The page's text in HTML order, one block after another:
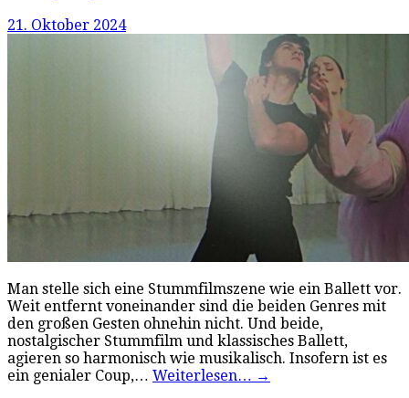
21. Oktober 2024
Man stelle sich eine Stummfilmszene wie ein Ballett vor.
Weit entfernt voneinander sind die beiden Genres mit
den großen Gesten ohnehin nicht. Und beide,
nostalgischer Stummfilm und klassisches Ballett,
agieren so harmonisch wie musikalisch. Insofern ist es
ein genialer Coup,… Weiterlesen… →